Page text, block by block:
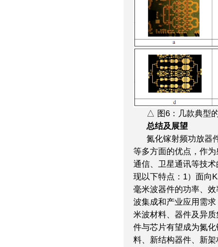
△ 图6：几款典型
总结及展望
氮化镓射频功放器
等多方面的优点，作
通信、卫星通讯等技
现以下特点：1）面向
毫米波器件的功率、
波集成和产业应用需
米波材料、器件及异
件与芯片有望成为氮
料、新结构器件、新